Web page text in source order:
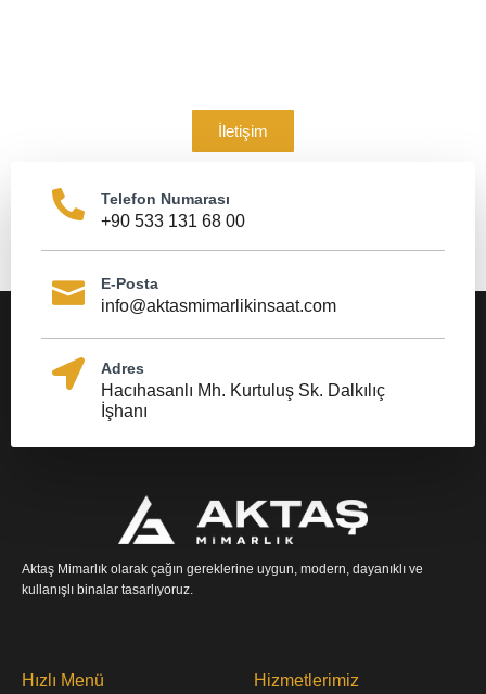
İletişim
Telefon Numarası
+90 533 131 68 00
E-Posta
info@aktasmimarlikinsaat.com
Adres
Hacıhasanlı Mh. Kurtuluş Sk. Dalkılıç
İşhanı
Aktaş Mimarlık olarak çağın gereklerine uygun, modern, dayanıklı ve
kullanışlı binalar tasarlıyoruz.
Hızlı Menü Hizmetlerimiz